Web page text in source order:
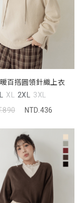
百搭圓領針織上衣
L XL 2XL 3XL
NTD.436